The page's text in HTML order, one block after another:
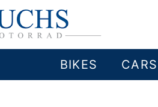
BIKES CARS